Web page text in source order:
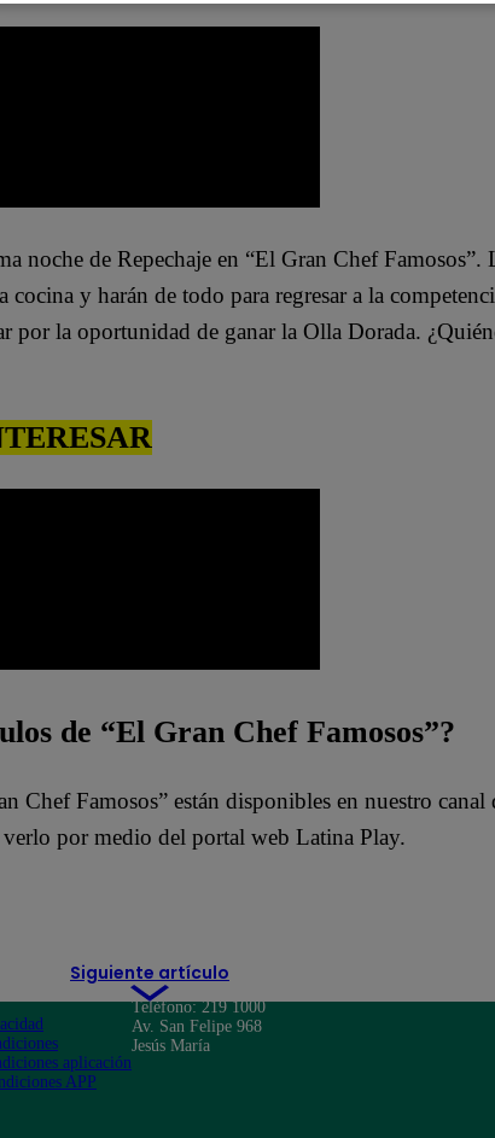
noche de Repechaje en “El Gran Chef Famosos”.
cocina y harán de todo para regresar a la
por la oportunidad de ganar la Olla Dorada.
de “El Gran Chef Famosos”?
Chef Famosos” están disponibles en nuestro canal
por medio del portal web Latina Play.
Siguiente artículo
aplicación
APP
Teléfono: 219 1000
Av. San Felipe 968
Jesús María